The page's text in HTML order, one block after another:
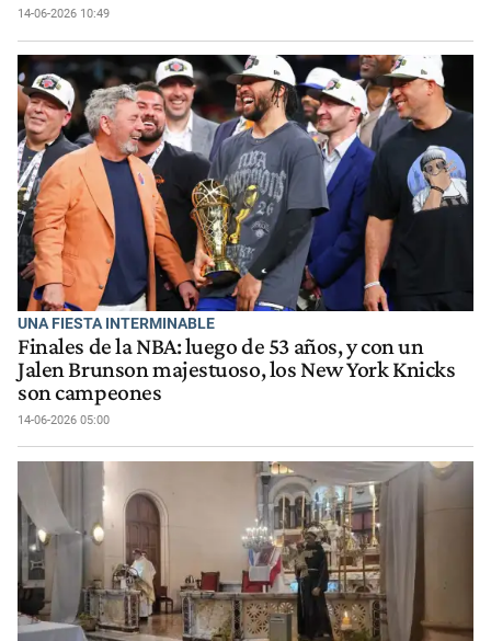
14-06-2026 10:49
UNA FIESTA INTERMINABLE
Finales de la NBA: luego de 53 años, y con un
Jalen Brunson majestuoso, los New York Knicks
son campeones
14-06-2026 05:00